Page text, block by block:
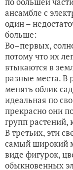
ансамбле с
один –
больше:
Во–первых,
потому что их
втыкаются в
разные места. В
менять облик
идеальная по
прекрасно они
групп растений,
В третьих, эти
самый широкий
виде фигурок,
обыкновенных